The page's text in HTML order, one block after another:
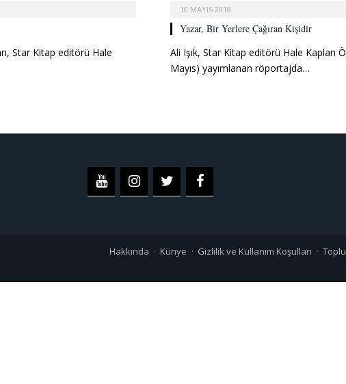
Star Kitap editörü Hale
10 MAYIS 2018
Yazar, Bir Yerlere Çağıran Kişidir
Ali Işık, Star Kitap editörü Hale Kaplan
Mayıs) yayımlanan röportajda…
Hakkında Künye Gizlilik ve Kullanım Koşulları